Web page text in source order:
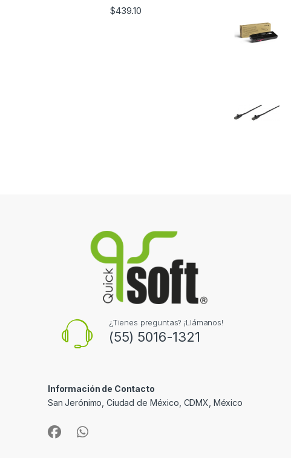
$439.10
¿Tienes preguntas? ¡Llámanos!
(55) 5016-1321
Información de Contacto
San Jerónimo, Ciudad de México, CDMX, México